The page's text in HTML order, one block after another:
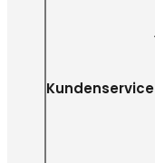
Kundenservice